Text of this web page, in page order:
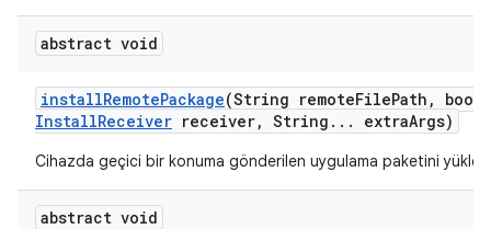
abstract void
installRemotePackage(String remoteFilePath ,
InstallReceiver receiver, String . . . extraArgs)
Cihazda geçici bir konuma gönderilen uygulama paketini yükler.
abstract void